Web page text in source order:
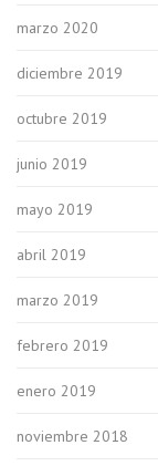
marzo 2020
diciembre 2019
octubre 2019
junio 2019
mayo 2019
abril 2019
marzo 2019
febrero 2019
enero 2019
noviembre 2018